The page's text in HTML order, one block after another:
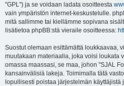
"GPL") ja se voidaan ladata osoitteesta
vain ympäristön internet-keskustelulle.
mitä sallimme tai kiellämme sopivana
lisätietoa phpBB:stä vieraile osoitteessa:
Suostut olemaan esittämättä loukkaavaa,
muutakaan materiaalia, joka voisi loukata
omassa maassasi, se maa, johon "SJAL
kansainvälisiä lakeja. Toimimalla tätä
lopullisesti poistaa järjestelmän käyttäjistä